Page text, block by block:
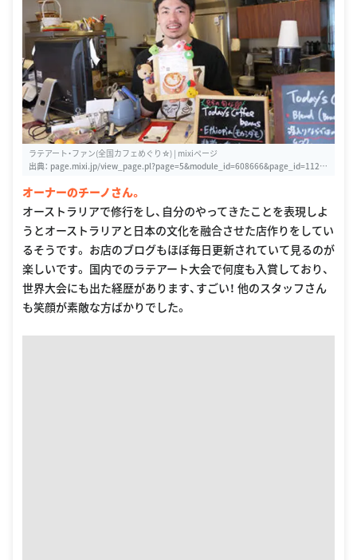
ラテアート・ファン(全国カフェめぐり☆) | mixiページ
出典： page.mixi.jp/view_page.pl?page=5&module_id=608666&page_id=1129
オーナーのチーノさん。
オーストラリアで修行をし、自分のやってきたことを表現しよ
うとオーストラリアと日本の文化を融合させた店作りをしてい
るそうです。 お店のブログもほぼ毎日更新されていて見るのが
楽しいです。 国内でのラテアート大会で何度も入賞しており、
世界大会にも出た経歴があります、すごい！ 他のスタッフさん
も笑顔が素敵な方ばかりでした。